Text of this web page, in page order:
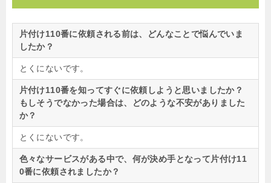
片付け110番に依頼される前は、どんなことで悩んでいま
したか？
とくにないです。
片付け110番を知ってすぐに依頼しようと思いましたか？
もしそうでなかった場合は、どのような不安がありました
か？
とくにないです。
色々なサービスがある中で、何が決め手となって片付け11
0番に依頼されましたか？